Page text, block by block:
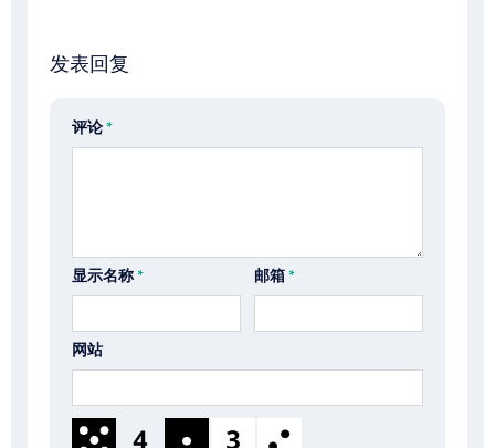
发表回复
评论*
显示名称* 邮箱*
网站